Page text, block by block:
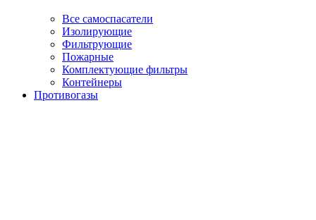
Все самоспасатели
Изолирующие
Фильтрующие
Пожарные
Комплектующие фильтры
Контейнеры
Противогазы